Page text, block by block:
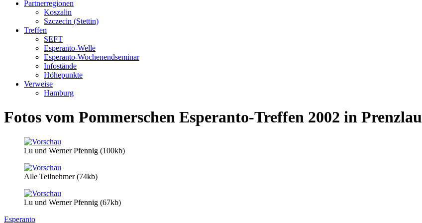
Partnerregionen
Koszalin
Szczecin (Stettin)
Treffen
SEFT
Esperanto-Welle
Esperanto-Wochenendseminar
Infostände
Höhepunkte
Verweise
Hamburg
Fotos vom Pommerschen Esperanto-Treffen 2002 in Prenzlau
Lu und Werner Pfennig (100kb)
Alle Teilnehmer (74kb)
Lu und Werner Pfennig (67kb)
Esperanto